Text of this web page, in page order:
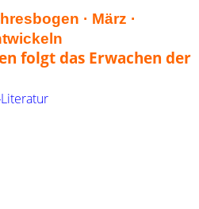
· März ·
folgt das Erwachen der